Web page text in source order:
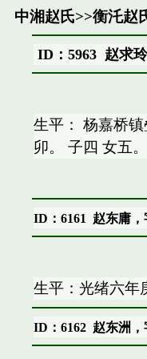
中湘赵氏>>衡汑赵
ID：5963 赵求
生平： 杨嘉桥
卯。 子四 女五。
ID：6161 赵东庸
生平：光绪六年
ID：6162 赵东洲